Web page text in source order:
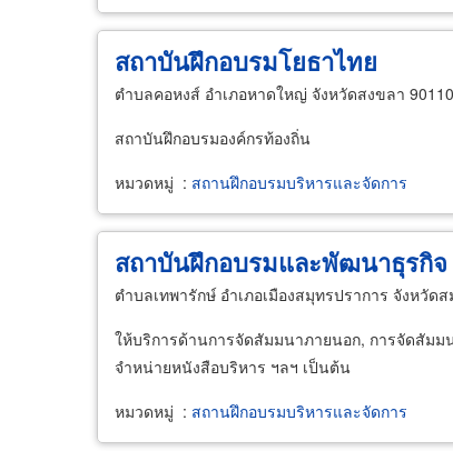
สถาบันฝึกอบรมโยธาไทย
ตำบลคอหงส์ อำเภอหาดใหญ่ จังหวัดสงขลา 90110
สถาบันฝึกอบรมองค์กรท้องถิ่น
หมวดหมู่ : สถานฝึกอบรมบริหารและจัดการ
สถาบันฝึกอบรมและพัฒนาธุรกิจ
ตำบลเทพารักษ์ อำเภอเมืองสมุทรปราการ จังหวัด
ให้บริการด้านการจัดสัมมนาภายนอก, การจัดสัมม
จำหน่ายหนังสือบริหาร ฯลฯ เป็นต้น
หมวดหมู่ : สถานฝึกอบรมบริหารและจัดการ